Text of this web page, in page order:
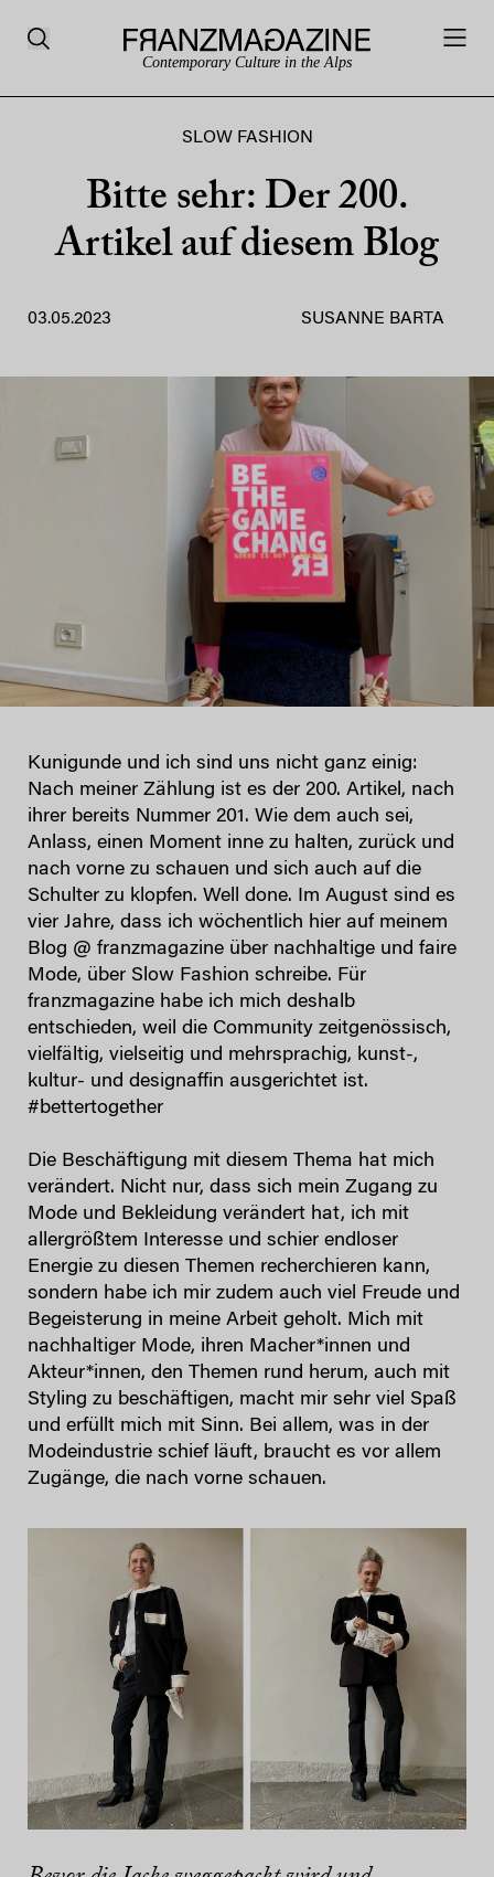
Contemporary Culture in the Alps
SLOW FASHION
Bitte sehr: Der 200.
Artikel auf diesem Blog
03.05.2023 SUSANNE BARTA
Kunigunde und ich sind uns nicht ganz einig:
Nach meiner Zählung ist es der 200. Artikel, nach
ihrer bereits Nummer 201. Wie dem auch sei,
Anlass, einen Moment inne zu halten, zurück und
nach vorne zu schauen und sich auch auf die
Schulter zu klopfen. Well done. Im August sind es
vier Jahre, dass ich wöchentlich hier auf meinem
Blog @ franzmagazine über nachhaltige und faire
Mode, über Slow Fashion schreibe. Für
franzmagazine habe ich mich deshalb
entschieden, weil die Community zeitgenössisch,
vielfältig, vielseitig und mehrsprachig, kunst-,
kultur- und designaffin ausgerichtet ist.
#bettertogether
Die Beschäftigung mit diesem Thema hat mich
verändert. Nicht nur, dass sich mein Zugang zu
Mode und Bekleidung verändert hat, ich mit
allergrößtem Interesse und schier endloser
Energie zu diesen Themen recherchieren kann,
sondern habe ich mir zudem auch viel Freude und
Begeisterung in meine Arbeit geholt. Mich mit
nachhaltiger Mode, ihren Macher*innen und
Akteur*innen, den Themen rund herum, auch mit
Styling zu beschäftigen, macht mir sehr viel Spaß
und erfüllt mich mit Sinn. Bei allem, was in der
Modeindustrie schief läuft, braucht es vor allem
Zugänge, die nach vorne schauen.